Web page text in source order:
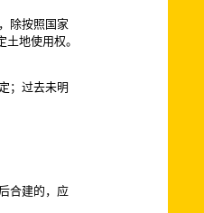
除按照国家
地使用权。
；过去未明
合建的，应